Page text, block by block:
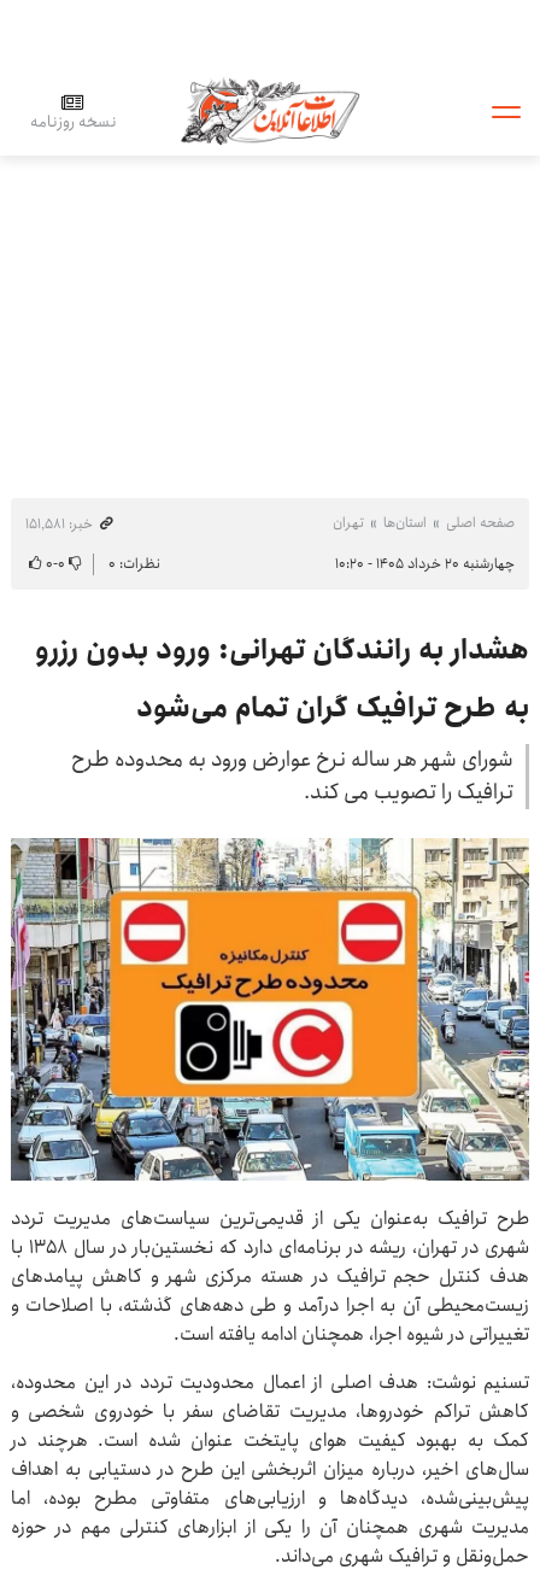
نسخه روزنامه
صفحه اصلی استان‌ها تهران
خبر: ۱۵۱٬۵۸۱
چهارشنبه ۲۰ خرداد ۱۴۰۵ - ۱۰:۲۰
نظرات: ۰ ۰-۰
هشدار به رانندگان تهرانی: ورود بدون رزرو
به طرح ترافیک گران تمام می‌شود
شورای شهر هر ساله نرخ عوارض ورود به محدوده طرح
ترافیک را تصویب می کند.
طرح ترافیک به‌عنوان یکی از قدیمی‌ترین سیاست‌های مدیریت تردد
شهری در تهران، ریشه در برنامه‌ای دارد که نخستین‌بار در سال ۱۳۵۸ با
هدف کنترل حجم ترافیک در هسته مرکزی شهر و کاهش پیامدهای
زیست‌محیطی آن به اجرا درآمد و طی دهه‌های گذشته، با اصلاحات و
تغییراتی در شیوه اجرا، همچنان ادامه یافته است.
تسنیم نوشت: هدف اصلی از اعمال محدودیت تردد در این محدوده،
کاهش تراکم خودروها، مدیریت تقاضای سفر با خودروی شخصی و
کمک به بهبود کیفیت هوای پایتخت عنوان شده است. هرچند در
سال‌های اخیر، درباره میزان اثربخشی این طرح در دستیابی به اهداف
پیش‌بینی‌شده، دیدگاه‌ها و ارزیابی‌های متفاوتی مطرح بوده، اما
مدیریت شهری همچنان آن را یکی از ابزارهای کنترلی مهم در حوزه
حمل‌ونقل و ترافیک شهری می‌داند.